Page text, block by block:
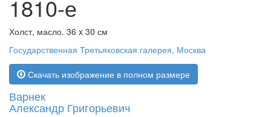
1810-е
Холст, масло. 36 x 30 см
Государственная Третьяковская галерея, Москва
Скачать изображение в полном размере
Варнек
Александр Григорьевич